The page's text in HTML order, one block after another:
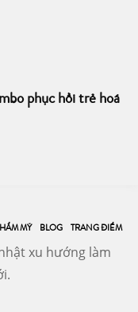
phục hồi trẻ hoá
MỸ BLOG TRANG ĐIỂM
xu hướng làm